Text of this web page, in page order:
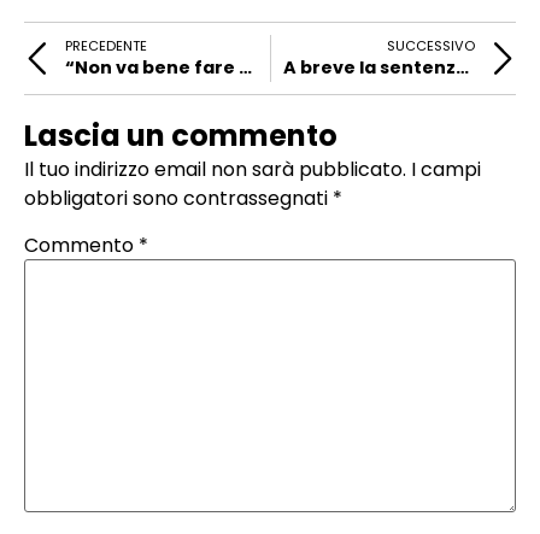
PRECEDENTE
“Non va bene fare queste figure…”
SUCCESSIVO
A breve la sentenza UEFA, poi il via al mercato
Lascia un commento
Il tuo indirizzo email non sarà pubblicato. I campi
obbligatori sono contrassegnati *
Commento *